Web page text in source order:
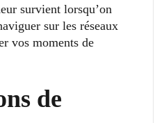
survient lorsqu’on
sur les réseaux
vos moments de
de